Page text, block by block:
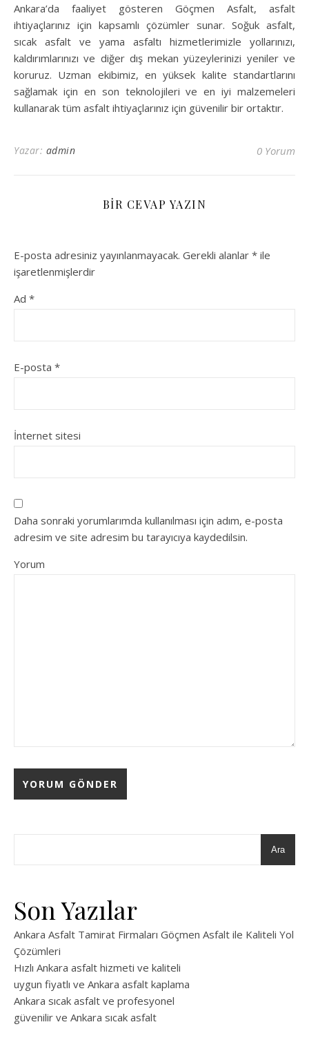
Ankara’da faaliyet gösteren Göçmen Asfalt, asfalt
ihtiyaçlarınız için kapsamlı çözümler sunar. Soğuk asfalt,
sıcak asfalt ve yama asfaltı hizmetlerimizle yollarınızı,
kaldırımlarınızı ve diğer dış mekan yüzeylerinizi yeniler ve
koruruz. Uzman ekibimiz, en yüksek kalite standartlarını
sağlamak için en son teknolojileri ve en iyi malzemeleri
kullanarak tüm asfalt ihtiyaçlarınız için güvenilir bir ortaktır.
Yazar: admin 0 Yorum
BIR CEVAP YAZIN
E-posta adresiniz yayınlanmayacak. Gerekli alanlar * ile
işaretlenmişlerdir
Ad *
E-posta *
İnternet sitesi
Daha sonraki yorumlarımda kullanılması için adım, e-posta
adresim ve site adresim bu tarayıcıya kaydedilsin.
Yorum
Ara
Son Yazılar
Ankara Asfalt Tamirat Firmaları Göçmen Asfalt ile Kaliteli Yol
Çözümleri
Hızlı Ankara asfalt hizmeti ve kaliteli
uygun fiyatlı ve Ankara asfalt kaplama
Ankara sıcak asfalt ve profesyonel
güvenilir ve Ankara sıcak asfalt